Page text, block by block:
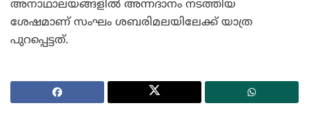
അനാഥാലയങ്ങളില്‍ അന്നദാനം നടത്തിയ
ശേഷമാണ് സംഘം ശബരിമലയിലേക്ക് യാത്ര
പുറപ്പെട്ടത്.